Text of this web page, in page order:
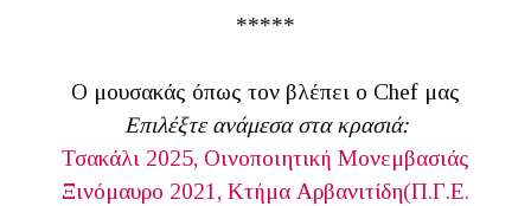
*****
Ο μουσακάς όπως τον βλέπει ο Chef μας
Επιλέξτε ανάμεσα στα κρασιά:
Τσακάλι 2025, Οινοποιητική Μονεμβασιάς
Ξινόμαυρο 2021, Κτήμα Αρβανιτίδη(Π.Γ.Ε.